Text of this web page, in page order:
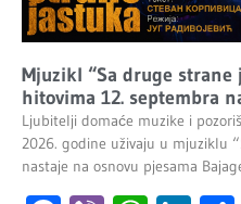
Mjuzikl “Sa druge strane
hitovima 12. septembra
Ljubitelji domaće muzike i
2026. godine uživaju u mjuziklu
nastaje na osnovu pjesama